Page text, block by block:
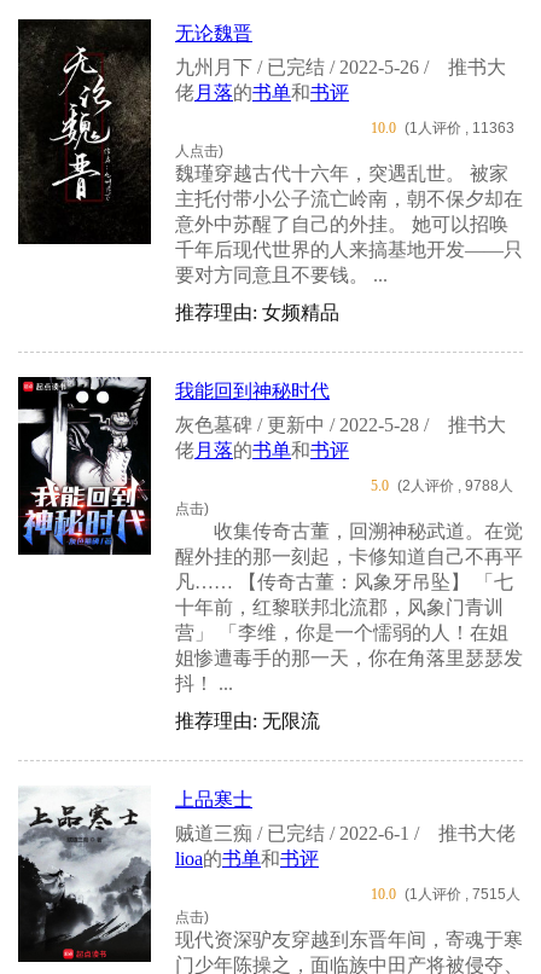
无论魏晋
九州月下 / 已完结 / 2022-5-26 /
推书大
佬月落的书单和书评
10.0 (1人评价 , 11363
人点击)
魏瑾穿越古代十六年，突遇乱世。 被家
主托付带小公子流亡岭南，朝不保夕却在
意外中苏醒了自己的外挂。 她可以招唤
千年后现代世界的人来搞基地开发——只
要对方同意且不要钱。 ...
推荐理由: 女频精品
我能回到神秘时代
灰色墓碑 / 更新中 / 2022-5-28 /
推书大
佬月落的书单和书评
5.0 (2人评价 , 9788人
点击)
收集传奇古董，回溯神秘武道。在觉
醒外挂的那一刻起，卡修知道自己不再平
凡…… 【传奇古董：风象牙吊坠】 「七
十年前，红黎联邦北流郡，风象门青训
营」 「李维，你是一个懦弱的人！在姐
姐惨遭毒手的那一天，你在角落里瑟瑟发
抖！ ...
推荐理由: 无限流
上品寒士
贼道三痴 / 已完结 / 2022-6-1 /
推书大佬
lioa的书单和书评
10.0 (1人评价 , 7515人
点击)
现代资深驴友穿越到东晋年间，寄魂于寒
门少年陈操之，面临族中田产将被侵夺、